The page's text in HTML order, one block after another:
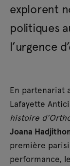
explorent
politiques
l’urgence
En partenariat
Lafayette
histoire
Joana
première
performance,